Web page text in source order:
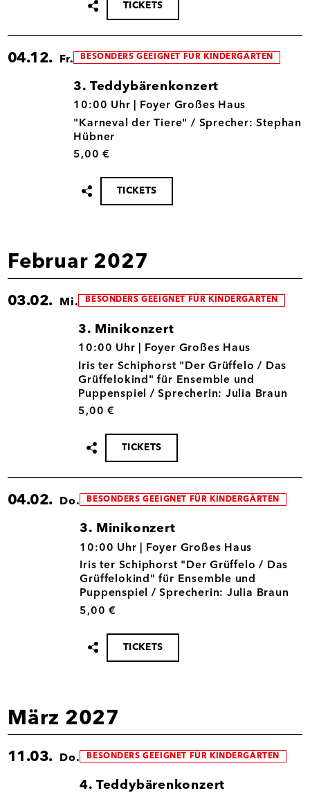
Termin
teilen
TICKETS
04.12. Fr. BESONDERS GEEIGNET FÜR KINDERGÄRTEN
3. Teddybärenkonzert
04.12.
10:00 Uhr |
Foyer Großes Haus
"Karneval der Tiere" / Sprecher: Stephan
Hübner
5,00 €
Termin
teilen
TICKETS
Februar 2027
03.02. Mi. BESONDERS GEEIGNET FÜR KINDERGÄRTEN
3. Minikonzert
03.02.
10:00 Uhr |
Foyer Großes Haus
Iris ter Schiphorst "Der Grüffelo / Das
Grüffelokind" für Ensemble und
Puppenspiel / Sprecherin: Julia Braun
5,00 €
Termin
teilen
TICKETS
04.02. Do. BESONDERS GEEIGNET FÜR KINDERGÄRTEN
3. Minikonzert
04.02.
10:00 Uhr |
Foyer Großes Haus
Iris ter Schiphorst "Der Grüffelo / Das
Grüffelokind" für Ensemble und
Puppenspiel / Sprecherin: Julia Braun
5,00 €
Termin
teilen
TICKETS
März 2027
11.03. Do. BESONDERS GEEIGNET FÜR KINDERGÄRTEN
4. Teddybärenkonzert